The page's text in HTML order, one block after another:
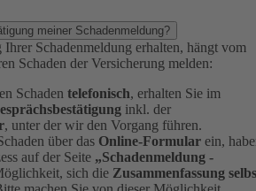
meiner Schadenmeldung?
Schadenmeldung erhalten, hängt vom
Schaden der Versicherung melden:
Schaden telefonisch, erhalten Sie im
inkl. der
, unter der wir den Vorgang führen.
über das Online-Formular ein,
auf der Seite „Schadenmeldung -
sich die Zusammenfassung